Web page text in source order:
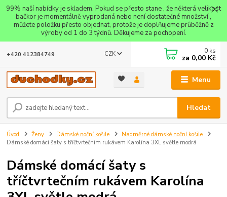
99% naší nabídky je skladem. Pokud se přesto stane , že některá velikost
bačkor je momentálně vyprodaná nebo není dostatečné množství ,
můžete položku přesto objednat, protože je doplňujeme průběžně z
výroby od 1 do 3 týdnů. Děkujeme za pochopení.
Menu
CZK
Hledat
+420 412384749 0 ks
za 0,00 Kč
Úvod Ženy Dámské noční košile
Nadměrné dámské noční košile
Dámské domácí šaty s tříčtvrtečním rukávem Karolína 3XL světle modrá
Dámské domácí šaty s
tříčtvrtečním rukávem Karolína